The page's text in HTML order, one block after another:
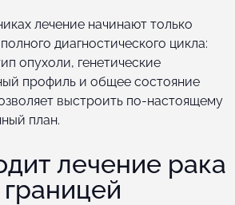
лечение начинают только
диагностического цикла:
опухоли, генетические
профиль и общее состояние
выстроить по-настоящему
план.
лечение рака
границей